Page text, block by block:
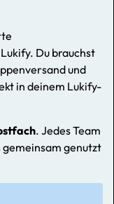
Du brauchst
und
in deinem Lukify-
. Jedes Team
gemeinsam genutzt